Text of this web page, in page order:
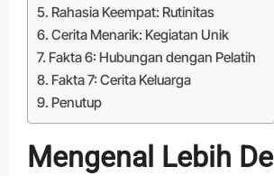
Rahasia Keempat: Rutinitas
Cerita Menarik: Kegiatan Unik
Fakta 6: Hubungan dengan Pelatih
Fakta 7: Cerita Keluarga
Penutup
Mengenal Lebih